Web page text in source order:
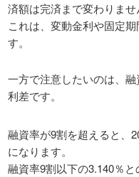
済額は完済まで変わりませ
これは、変動金利や固定
す。
一方で注意したいのは、
利差です。
融資率が9割を超えると、
になります。
融資率9割以下の3.140％